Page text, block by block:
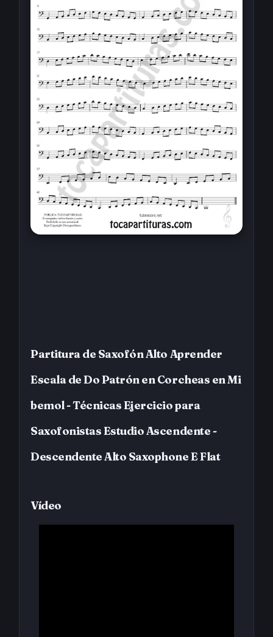
Partitura de Saxofón Alto Aprender
Escala de Do Patrón en Corcheas en Mi
bemol - Técnicas Ejercicio para
Saxofonistas Estudio Ascendente -
Descendente Alto Saxophone E Flat
Vídeo